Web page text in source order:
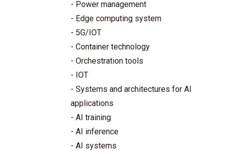
- Power management
- Edge computing system
- 5G/IOT
- Container technology
- Orchestration tools
- IOT
- Systems and architectures for AI
applications
- AI training
- AI inference
- AI systems